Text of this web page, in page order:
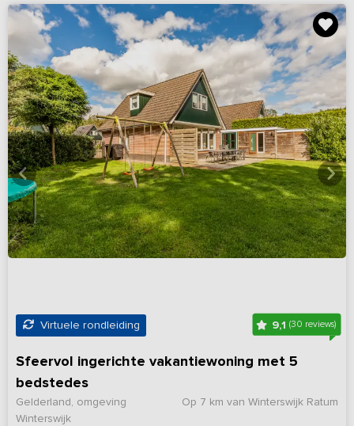
Virtuele rondleiding 9,1(30 reviews)
Sfeervol ingerichte vakantiewoning met 5
bedstedes
Op 7 km van Winterswijk Ratum
Gelderland, omgeving
Winterswijk